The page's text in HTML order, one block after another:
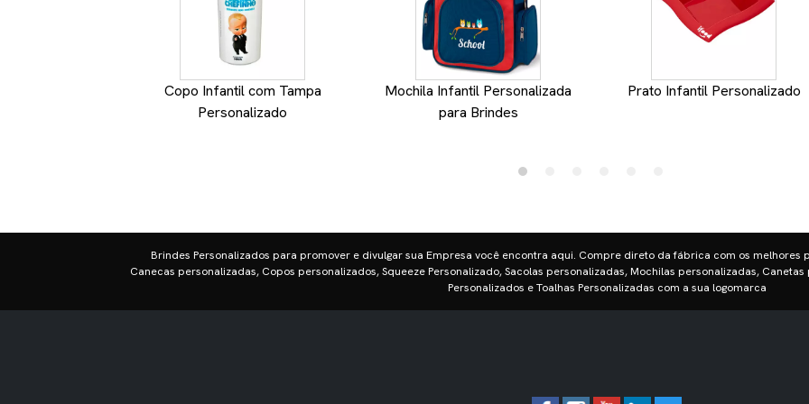
Copo Infantil com Tampa
Personalizado
Mochila Infantil Personalizada
para Brindes
Prato Infantil Personalizado
Brindes Personalizados para promover e divulgar sua Empresa você encontra aqui. Compre direto da fábrica com os
Canecas personalizadas, Copos personalizados, Squeeze Personalizado, Sacolas personalizadas, Mochilas personalizadas,
Personalizados e Toalhas Personalizadas com a sua logomarca